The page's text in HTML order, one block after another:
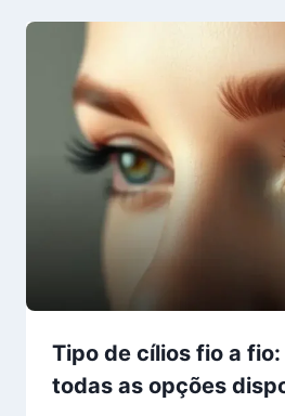
Tipo de cílios fio a
todas as opções